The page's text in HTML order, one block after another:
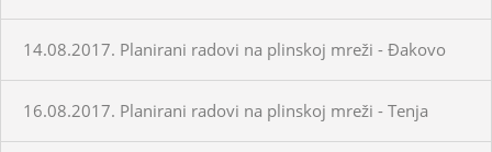
14.08.2017. Planirani radovi na plinskoj mreži - Đakovo
16.08.2017. Planirani radovi na plinskoj mreži - Tenja